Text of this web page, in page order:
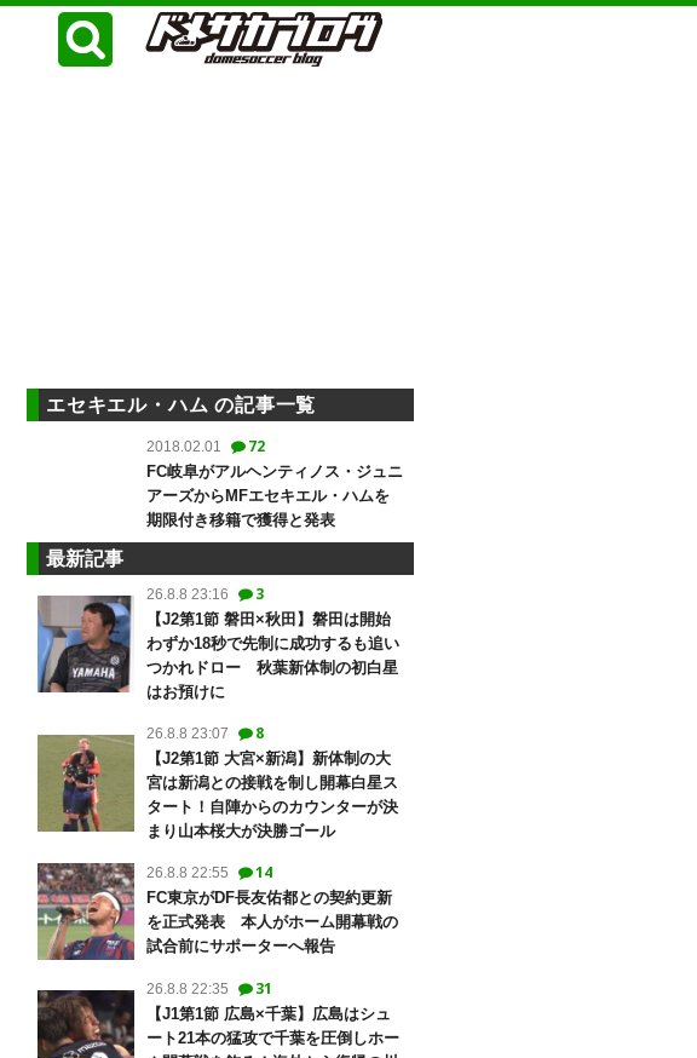
エセキエル・ハム の記事一覧
2018.02.01 72
FC岐阜がアルヘンティノス・ジュニ
アーズからMFエセキエル・ハムを
期限付き移籍で獲得と発表
最新記事
26.8.8 23:16 3
【J2第1節 磐田×秋田】磐田は開始
わずか18秒で先制に成功するも追い
つかれドロー 秋葉新体制の初白星
はお預けに
26.8.8 23:07 8
【J2第1節 大宮×新潟】新体制の大
宮は新潟との接戦を制し開幕白星ス
タート！自陣からのカウンターが決
まり山本桜大が決勝ゴール
26.8.8 22:55 14
FC東京がDF長友佑都との契約更新
を正式発表 本人がホーム開幕戦の
試合前にサポーターへ報告
26.8.8 22:35 31
【J1第1節 広島×千葉】広島はシュ
ート21本の猛攻で千葉を圧倒しホー